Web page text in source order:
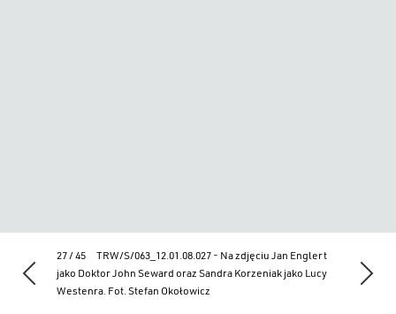
27 / 45
TRW/S/063_12.01.08.027 - Na zdjęciu Jan Englert
jako Doktor John Seward oraz Sandra Korzeniak jako Lucy
Westenra. Fot. Stefan Okołowicz